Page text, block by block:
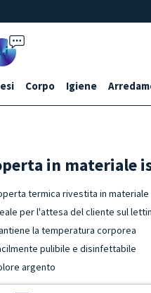
Corpo Igiene
in materiale
termica rivestita in
per l'attesa del cliente sul
la temperatura corporea
pulibile e disinfettabile
argento